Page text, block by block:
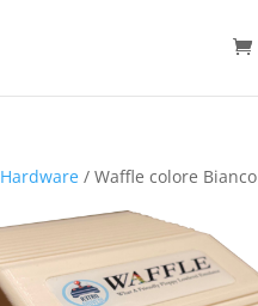
Hardware/ Waffle colore Bianco